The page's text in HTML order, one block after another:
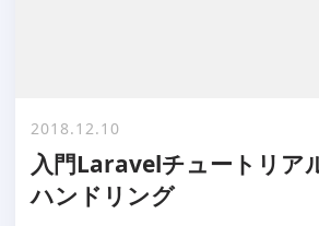
2018.12.10
入門Laravelチュートリア
ハンドリング